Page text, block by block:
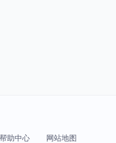
帮助中心 网站地图